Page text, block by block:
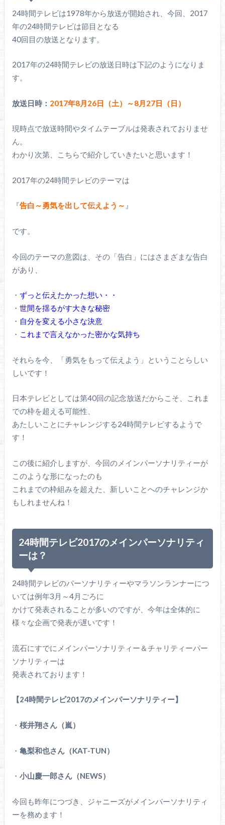
24時間テレビは1978年から放送が開始され、今回、2017
年の24時間テレビは節目となる
40回目の放送となります。
2017年の24時間テレビの放送日時は下記のようになりま
す。
放送日時： 2017年8月26日（土）～8月27日（日）
現時点で放送時間やタイムテーブルは発表されておりませ
ん。
わかり次第、こちらで紹介していきたいと思います！
2017年の24時間テレビのテーマは
『告白～勇気を出して伝えよう～ 』
です。
今回のテーマの意図は、その「告白」にはさまざまな告白
があり、
・ ずっと伝えたかった想い・・
・ 世間を揺るがす大きな秘密
・ 自分を変える小さな決意
・ これまで言えなかった密かな気持ち
それらを今、「勇気をもって伝えよう」ということらしい
しいです！
日本テレビとしては第40回の記念放送だからこそ、これま
での枠を超える可能性、
あたしいことにチャレンジする24時間テレビするようで
す！
この後に紹介しますが、今回のメインパーソナリティーが
このような形になったのも
これまでの枠組みを超えた、新しいことへのチャレンジか
もしれませんね！
24時間テレビ2017のメインパーソナリティ
ーは？
24時間テレビのパーソナリティーやマラソンランナーにつ
いては例年3月～4月ごろに
かけて発表されることが多いのですが、今年は全体的に
様々な企画で発表が遅いです！
流石にすでにメインパーソナリティー＆チャリティーパー
ソナリティーは
発表されております！
【24時間テレビ2017のメインパーソナリティー】
・ 桜井翔さん（嵐）
・ 亀梨和也さん（KAT-TUN）
・ 小山慶一郎さん（NEWS）
今回も昨年につづき、ジャニーズがメインパーソナリティ
ーを務めます！